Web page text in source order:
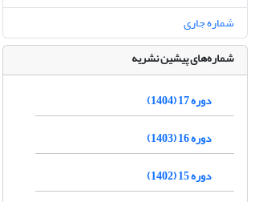
شماره جاری
شماره‌های پیشین نشریه
دوره 17 (1404)
دوره 16 (1403)
دوره 15 (1402)